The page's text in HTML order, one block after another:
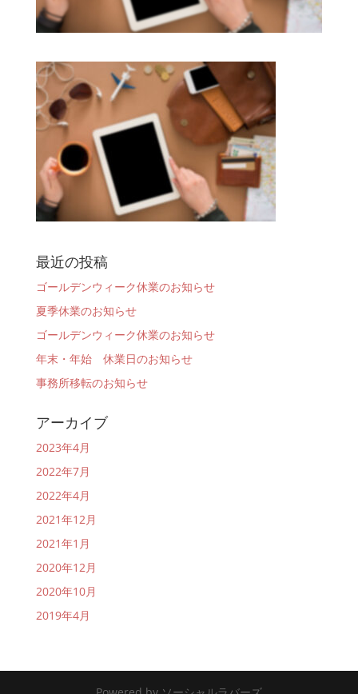
最近の投稿
ゴールデンウィーク休業のお知らせ
夏季休業のお知らせ
ゴールデンウィーク休業のお知らせ
年末・年始 休業日のお知らせ
事務所移転のお知らせ
アーカイブ
2023年4月
2022年7月
2022年4月
2021年12月
2021年1月
2020年12月
2020年10月
2019年4月